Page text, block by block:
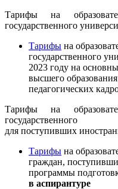
Тарифы на
государственного
Тарифы на
государственного
2023 году на
высшего
педагогических
Тарифы на
для поступивших
Тарифы на
граждан,
программы
в аспирантуре